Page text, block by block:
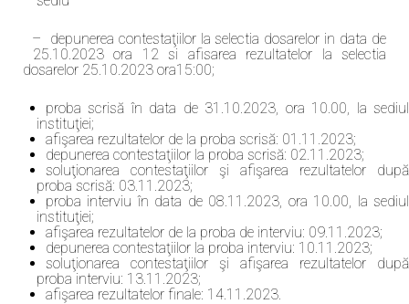
– depunerea contestaţiilor la selectia dosarelor in data de
25.10.2023 ora 12 si afisarea rezultatelor la selectia
dosarelor 25.10.2023 ora15:00;
proba scrisă în data de 31.10.2023, ora 10.00, la sediul
instituţiei;
afişarea rezultatelor de la proba scrisă: 01.11.2023;
depunerea contestaţiilor la proba scrisă: 02.11.2023;
soluţionarea contestaţiilor şi afişarea rezultatelor după
proba scrisă: 03.11.2023;
proba interviu în data de 08.11.2023, ora 10.00, la sediul
instituţiei;
afişarea rezultatelor de la proba de interviu: 09.11.2023;
depunerea contestaţiilor la proba interviu: 10.11.2023;
soluţionarea contestaţiilor şi afişarea rezultatelor după
proba interviu: 13.11.2023;
afişarea rezultatelor finale: 14.11.2023.